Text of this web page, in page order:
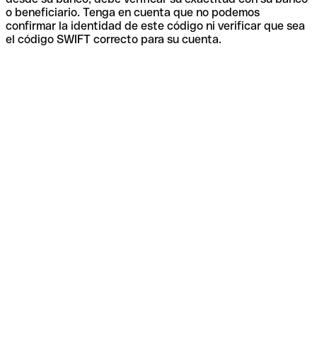
o beneficiario. Tenga en cuenta que no podemos
confirmar la identidad de este código ni verificar que sea
el código SWIFT correcto para su cuenta.